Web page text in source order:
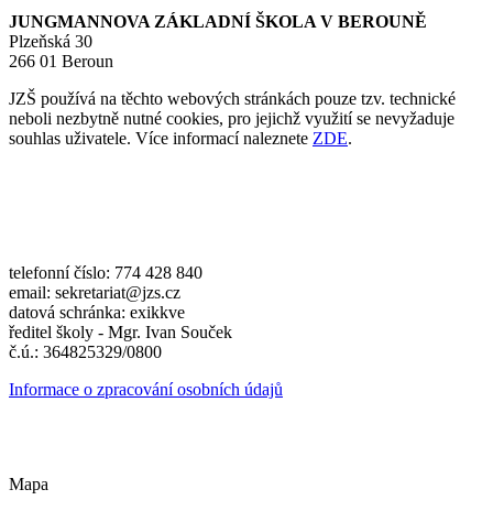
JUNGMANNOVA ZÁKLADNÍ ŠKOLA V BEROUNĚ
Plzeňská 30
266 01 Beroun
JZŠ používá na těchto webových stránkách pouze tzv. technické
neboli nezbytně nutné cookies, pro jejichž využití se nevyžaduje
souhlas uživatele. Více informací naleznete ZDE.
telefonní číslo: 774 428 840
email: sekretariat@jzs.cz
datová schránka: exikkve
ředitel školy - Mgr. Ivan Souček
č.ú.: 364825329/0800
Informace o zpracování osobních údajů
Mapa